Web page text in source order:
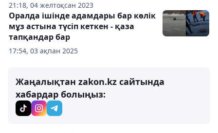
21:18, 04 желтоқсан 2023
17:54, 03 ақпан 2025
Оралда ішінде адамдары бар көлік
мұз астына түсіп кеткен - қаза
тапқандар бар
Жаңалықтан zakon.kz сайтында
хабардар болыңыз: